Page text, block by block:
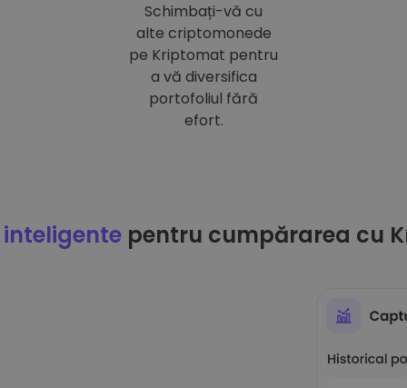
Schimbați-vă cu
alte criptomonede
pe Kriptomat pentru
a vă diversifica
portofoliul fără
efort.
pentru cumpărarea cu